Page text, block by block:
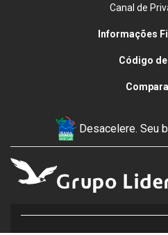
Canal de
Informações
Código
Desacelere. Seu